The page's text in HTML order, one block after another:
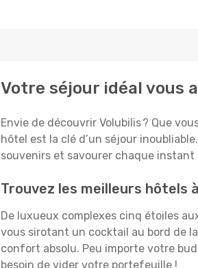
Votre séjour idéal vous
Envie de découvrir Volubilis ? Que
hôtel est la clé d’un séjour
souvenirs et savourer chaque instant
Trouvez les meilleurs hôtels
De luxueux complexes cinq étoiles
vous sirotant un cocktail au bord de
confort absolu. Peu importe votre
besoin de vider votre portefeuille !